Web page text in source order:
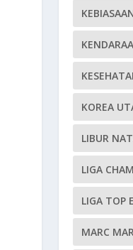
KOREA
LIBUR
LIGA
LIGA TOP
MARC